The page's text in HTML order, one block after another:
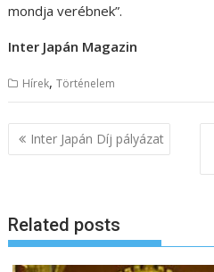
mondja verébnek”.
Inter Japán Magazin
Hírek,Történelem
B
e
g
y
Inter Japán Díj pályázat
Related posts